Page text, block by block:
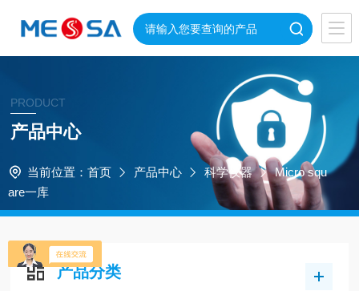
PRODUCT
产品中心
当前位置： 首页 产品中心 科学仪器
Micro squ
are一库
产品分类